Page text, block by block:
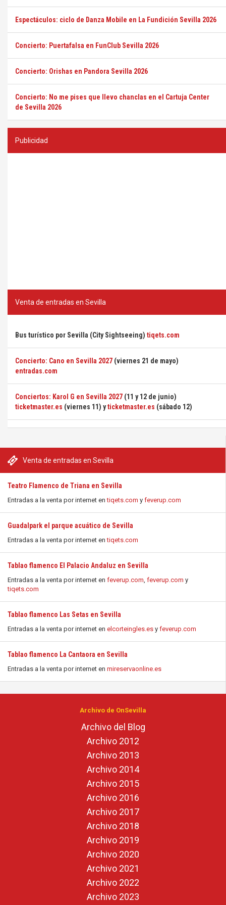
Venta de entradas en Sevilla
Teatro Flamenco de Triana en Sevilla
Entradas a la venta por internet entiqets.com y feverup.com
Guadalpark el parque acuático de Sevilla
Entradas a la venta por internet entiqets.com
Tablao flamenco El Palacio Andaluz en Sevilla
Entradas a la venta por internet en feverup.com, feverup.com y
tiqets.com
Tablao flamenco Las Setas en Sevilla
Entradas a la venta por internet en elcorteingles.es y feverup.com
Tablao flamenco La Cantaora en Sevilla
Entradas a la venta por internet en mireservaonline.es
Espectáculos: ciclo de Danza Mobile en La Fundición Sevilla 2026
Concierto: Puertafalsa en FunClub Sevilla 2026
Concierto: Orishas en Pandora Sevilla 2026
Concierto: No me pises que llevo chanclas en el Cartuja Center
de Sevilla 2026
Publicidad
Venta de entradas en Sevilla
Bus turístico por Sevilla (City Sightseeing) tiqets.com
Concierto: Cano en Sevilla 2027 (viernes 21 de mayo)
entradas.com
Conciertos: Karol G en Sevilla 2027 (11 y 12 de junio)
ticketmaster.es (viernes 11) yticketmaster.es (sábado 12)
Archivo de OnSevilla
Archivo del Blog
Archivo 2012
Archivo 2013
Archivo 2014
Archivo 2015
Archivo 2016
Archivo 2017
Archivo 2018
Archivo 2019
Archivo 2020
Archivo 2021
Archivo 2022
Archivo 2023